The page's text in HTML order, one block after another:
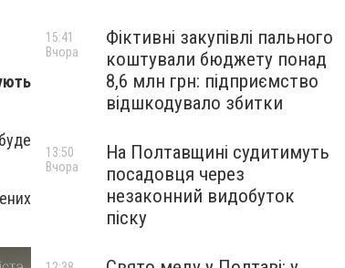
Фіктивні закупівлі пального
коштували бюджету понад
8,6 млн грн: підприємство
відшкодувало збитки
15:41
Вчора
На Полтавщині судитимуть
посадовця через
незаконний видобуток
піску
13:50
Вчора